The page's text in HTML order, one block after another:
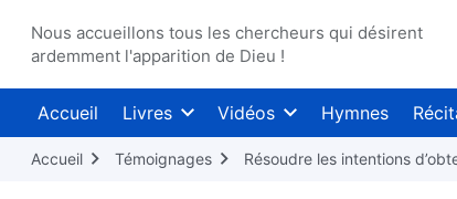
Nous accueillons tous les chercheurs qui désirent
ardemment l'apparition de Dieu !
Accueil Livres Vidéos Hymnes
Accueil Témoignages Résoudre les intentions